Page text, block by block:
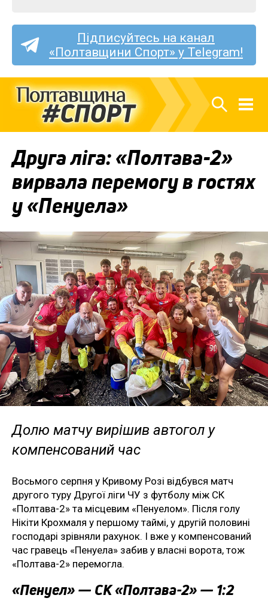
Підписуйтесь на канал
«Полтавщини Спорт» у Telegram!
Друга ліга: «Полтава-2»
вирвала перемогу в гостях
у «Пенуела»
Долю матчу вирішив автогол у
компенсований час
Восьмого серпня у Кривому Розі відбувся матч
другого туру Другої ліги ЧУ з футболу між СК
«Полтава-2» та місцевим «Пенуелом». Після голу
Нікіти Крохмаля у першому таймі, у другій половині
господарі зрівняли рахунок. І вже у компенсований
час гравець «Пенуела» забив у власні ворота, тож
«Полтава-2» перемогла.
«Пенуел» — СК «Полтава-2» — 1:2